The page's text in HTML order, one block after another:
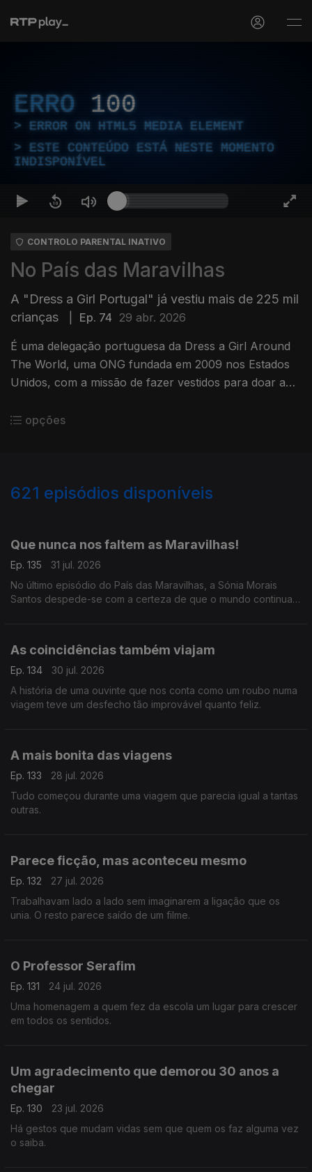
ERRO 100
ERROR ON HTML5 MEDIA ELEMENT
ESTE CONTEÚDO ESTÁ NESTE MOMENTO
INDISPONÍVEL
CONTROLO PARENTAL INATIVO
No País das Maravilhas
A "Dress a Girl Portugal" já vestiu mais de 225 mil
crianças
Ep. 74 29 abr. 2026
É uma delegação portuguesa da Dress a Girl Around
The World, uma ONG fundada em 2009 nos Estados
Unidos, com a missão de fazer vestidos para doar a
países!
opções
621 episódios disponíveis
Que nunca nos faltem as Maravilhas!
Ep. 135
31 jul. 2026
No último episódio do País das Maravilhas, a Sónia Morais
Santos despede-se com a certeza de que o mundo continua
As coincidências também viajam
Ep. 134
30 jul. 2026
A história de uma ouvinte que nos conta como um roubo numa
viagem teve um desfecho tão improvável quanto feliz.
A mais bonita das viagens
Ep. 133
28 jul. 2026
Tudo começou durante uma viagem que parecia igual a tantas
outras.
Parece ficção, mas aconteceu mesmo
Ep. 132
27 jul. 2026
Trabalhavam lado a lado sem imaginarem a ligação que os
unia. O resto parece saído de um filme.
O Professor Serafim
Ep. 131
24 jul. 2026
Uma homenagem a quem fez da escola um lugar para crescer
em todos os sentidos.
Um agradecimento que demorou 30 anos a
chegar
Ep. 130
23 jul. 2026
Há gestos que mudam vidas sem que quem os faz alguma vez
o saiba.